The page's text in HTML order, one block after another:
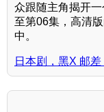
众跟随主角揭开
至第06集，高清
中。
日本剧，黑X 邮